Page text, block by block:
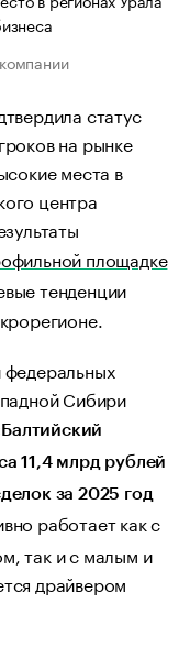
статус
на рынке
места в
центра
площадке
тенденции
Сибири
11,4 млрд рублей
за 2025 год
работает как с
так и с малым и
драйвером